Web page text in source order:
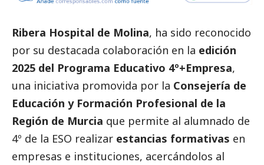
Ribera Hospital de Molina, ha sido reconocido
por su destacada colaboración en la edición
2025 del Programa Educativo 4º+Empresa,
una iniciativa promovida por la Consejería de
Educación y Formación Profesional de la
Región de Murcia que permite al alumnado de
4º de la ESO realizar estancias formativas en
empresas e instituciones, acercándolos al